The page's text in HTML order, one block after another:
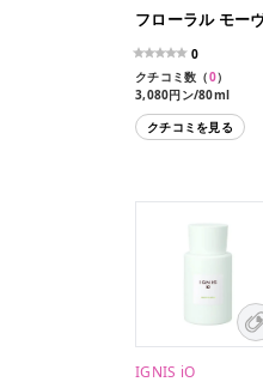
フローラル モー
0
クチコミ数（0）
3,080円ン/80ml
クチコミを見る
IGNIS iO